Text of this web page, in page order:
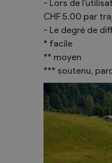
- Lors de
CHF 5.00 par
- Le degré de
* facile
** moyen
*** soutenu,